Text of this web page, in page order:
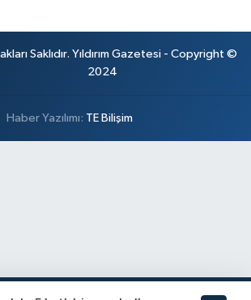
Saklıdır. Yıldırım Gazetesi - Copyright ©
2024
Haber Yazılımı: TE Bilişim